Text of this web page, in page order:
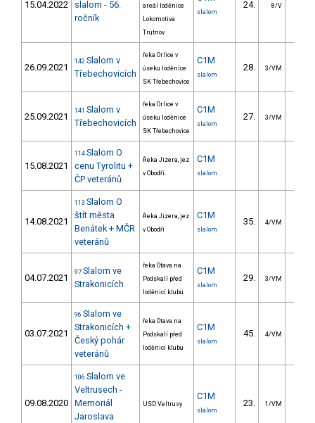
15.04.2022
slalom - 56.
ročník
areál loděnice
Lokomotiva
Trutnov
slalom
24. 8/V
26.09.2021
142 Slalom v
Třebechovicích
řeka Orlice v
úseku loděnice
SK Třebechovice
C1M
slalom
28. 3/VM
25.09.2021
141 Slalom v
Třebechovicích
řeka Orlice v
úseku loděnice
SK Třebechovice
C1M
slalom
27. 3/VM
15.08.2021
114 Slalom O
cenu Tyrolitu +
ČP veteránů
Řeka Jizera, jez
v Obodři.
C1M
slalom
14.08.2021
113 Slalom O
štít města
Benátek + MČR
veteránů
Řeka Jizera, jez
v Obodři
C1M
slalom
35. 4/VM
04.07.2021
97 Slalom ve
Strakonicích
řeka Otava na
Podskalí před
loděnicí klubu
C1M
slalom
29. 3/VM
03.07.2021
96 Slalom ve
Strakonicích +
Český pohár
veteránů
řeka Otava na
Podskalí před
loděnicí klubu
C1M
slalom
45. 4/VM
09.08.2020
106 Slalom ve
Veltrusech -
Memoriál
Jaroslava
USD Veltrusy
C1M
slalom
23. 1/VM